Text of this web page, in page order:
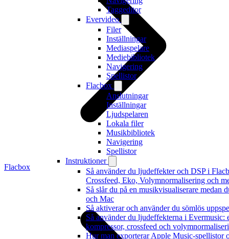
Taggeditor
Evervideo
Filer
Inställningar
Mediaspelare
Mediebibliotek
Navigering
Spellistor
Flacbox
Anslutningar
Inställningar
Ljudspelaren
Lokala filer
Musikbibliotek
Navigering
Spellistor
Instruktioner
Så använder du ljudeffekter och DSP i
Crossfeed, Eko, Volymnormalisering och
Så slår du på en musikvisualiserare medan
och Mac
Så aktiverar och använder du sömlös
Så använder du ljudeffekterna i Evermusic:
kompressor, crossfeed och
Hur man exporterar Apple Music-spellistor
Flacbox